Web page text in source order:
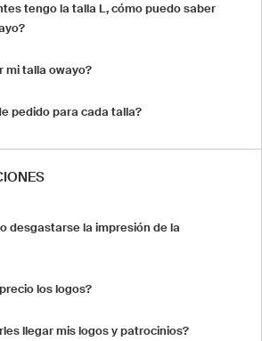
tengo la talla L, cómo puedo saber
mi talla owayo?
pedido para cada talla?
desgastarse la impresión de la
los logos?
llegar mis logos y patrocinios?